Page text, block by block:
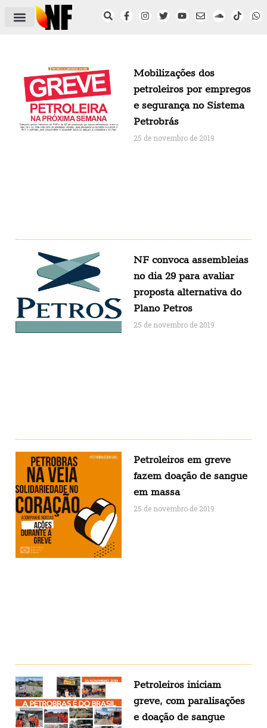
Mobilizações dos
petroleiros por empregos
e segurança no Sistema
Petrobrás
25 de novembro de 2019
NF convoca assembleias
no dia 29 para avaliar
proposta alternativa do
Plano Petros
25 de novembro de 2019
Petroleiros em greve
fazem doação de sangue
em massa
25 de novembro de 2019
Petroleiros iniciam
greve, com paralisações
e doação de sangue